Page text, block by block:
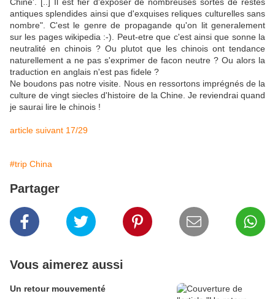
antiques splendides ainsi que d'exquises reliques culturelles sans
nombre". C'est le genre de propagande qu'on lit generalement
sur les pages wikipedia :-). Peut-etre que c'est ainsi que sonne la
neutralité en chinois ? Ou plutot que les chinois ont tendance
naturellement a ne pas s'exprimer de facon neutre ? Ou alors la
traduction en anglais n'est pas fidele ?
Ne boudons pas notre visite. Nous en ressortons imprégnés de la
culture de vingt siecles d'histoire de la Chine. Je reviendrai quand
je saurai lire le chinois !
article suivant 17/29
#trip China
Partager
Vous aimerez aussi
Un retour mouvementé